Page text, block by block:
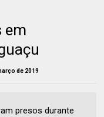
em
de 2019
presos durante